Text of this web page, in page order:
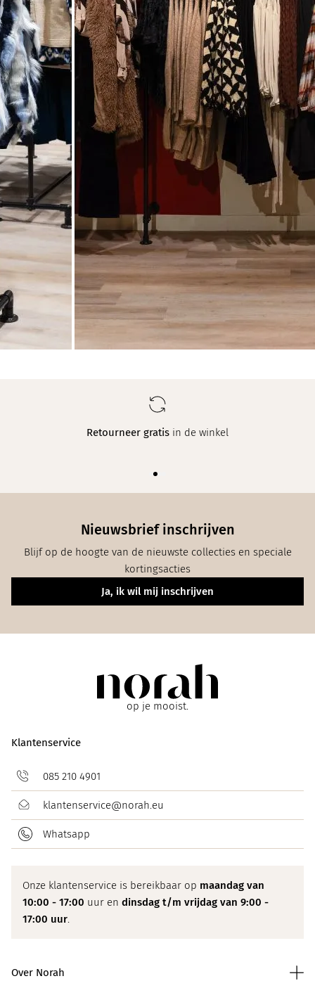
Retourneer gratis in de winkel
Nieuwsbrief inschrijven
Blijf op de hoogte van de nieuwste collecties en speciale
kortingsacties
Ja, ik wil mij inschrijven
op je mooist.
Klantenservice
085 210 4901
klantenservice@norah.eu
Whatsapp
Onze klantenservice is bereikbaar op maandag van
10:00 - 17:00 uur en dinsdag t/m vrijdag van 9:00 -
17:00 uur.
Over Norah